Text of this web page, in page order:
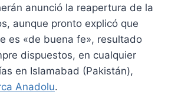
anunció la reapertura de la
aunque pronto explicó que
es «de buena fe», resultado
dispuestos, en cualquier
en Islamabad (Pakistán),
Anadolu.